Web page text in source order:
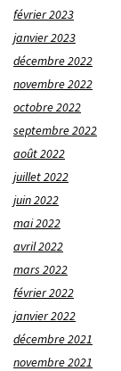
février 2023
janvier 2023
décembre 2022
novembre 2022
octobre 2022
septembre 2022
août 2022
juillet 2022
juin 2022
mai 2022
avril 2022
mars 2022
février 2022
janvier 2022
décembre 2021
novembre 2021